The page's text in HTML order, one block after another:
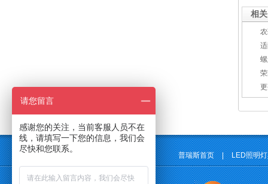
相
适
荣
普瑞斯首页 | LED照明
请您留言
感谢您的关注，当前客服人员不在
线，请填写一下您的信息，我们会
尽快和您联系。